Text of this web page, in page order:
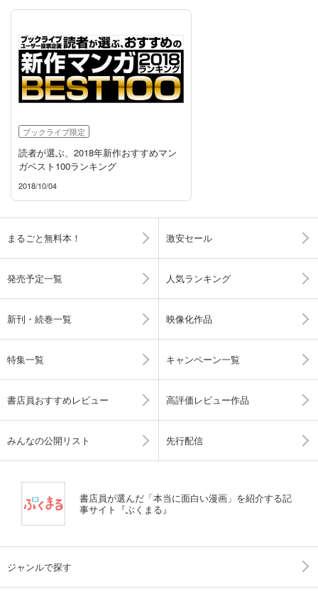
ブックライブ限定
読者が選ぶ、2018年新作おすすめマン
ガベスト100ランキング
2018/10/04
まるごと無料本！ 激安セール
発売予定一覧 人気ランキング
新刊・続巻一覧 映像化作品
特集一覧 キャンペーン一覧
書店員おすすめレビュー 高評価レビュー作品
みんなの公開リスト 先行配信
書店員が選んだ「本当に面白い漫画」を紹介する記
事サイト『ぶくまる』
ジャンルで探す